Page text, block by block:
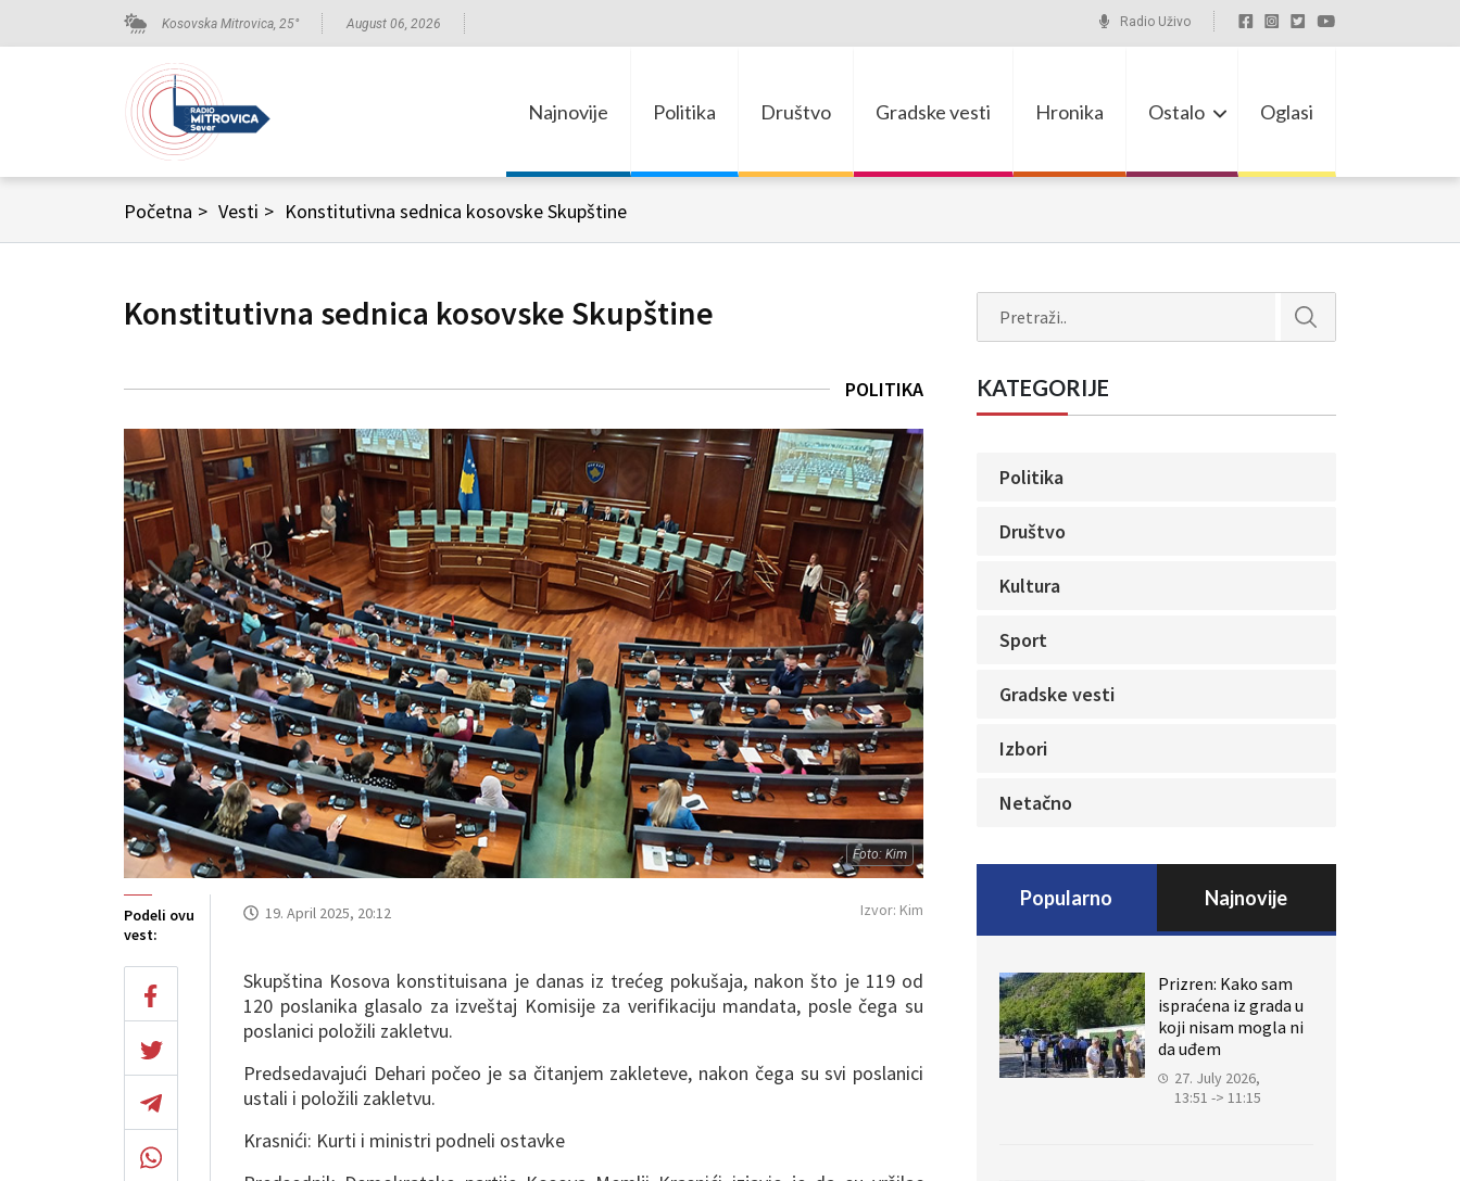
Kosovska Mitrovica, 25° August 06, 2026 Radio Uživo
Najnovije Politika Društvo Gradske vesti Hronika Ostalo Oglasi
Početna > Vesti > Konstitutivna sednica kosovske Skupštine
Konstitutivna sednica kosovske Skupštine
POLITIKA
Foto: Kim
Podeli ovu
vest:
19. April 2025, 20:12 Izvor: Kim
Skupština Kosova konstituisana je danas iz trećeg pokušaja, nakon što je 119 od
120 poslanika glasalo za izveštaj Komisije za verifikaciju mandata, posle čega su
poslanici položili zakletvu.
Predsedavajući Dehari počeo je sa čitanjem zakleteve, nakon čega su svi poslanici
ustali i položili zakletvu.
Krasnići: Kurti i ministri podneli ostavke
KATEGORIJE
Politika
Društvo
Kultura
Sport
Gradske vesti
Izbori
Netačno
Popularno Najnovije
Prizren: Kako sam
ispraćena iz grada u
koji nisam mogla ni
da uđem
27. July 2026,
13:51 -> 11:15